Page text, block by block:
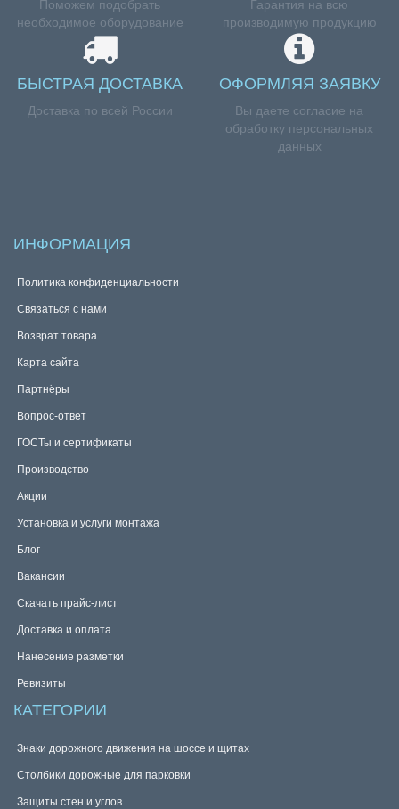
Поможем подобрать
необходимое оборудование
Гарантия на всю
производимую продукцию
БЫСТРАЯ ДОСТАВКА
Доставка по всей России
ОФОРМЛЯЯ ЗАЯВКУ
Вы даете согласие на
обработку персональных
данных
ИНФОРМАЦИЯ
Политика конфиденциальности
Связаться с нами
Возврат товара
Карта сайта
Партнёры
Вопрос-ответ
ГОСТы и сертификаты
Производство
Акции
Установка и услуги монтажа
Блог
Вакансии
Скачать прайс-лист
Доставка и оплата
Нанесение разметки
Ревизиты
КАТЕГОРИИ
Знаки дорожного движения на шоссе и щитах
Столбики дорожные для парковки
Защиты стен и углов